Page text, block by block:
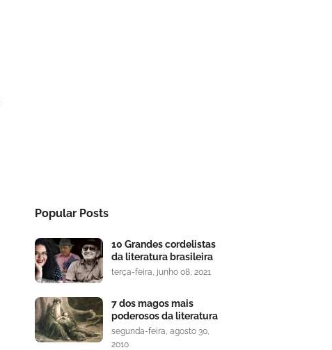
Popular Posts
10 Grandes cordelistas
da literatura brasileira
terça-feira, junho 08, 2021
7 dos magos mais
poderosos da literatura
segunda-feira, agosto 30,
2010